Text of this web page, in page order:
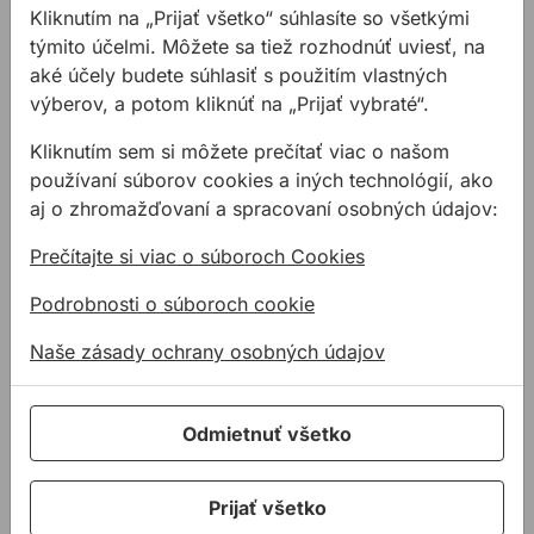
5x12mm (100ks)
Kód: RV25012
6,09 €
materiály, ale prístup z
druhej strany je nemožný
Kliknutím na „Prijať všetko“ súhlasíte so všetkými
týmito účelmi. Môžete sa tiež rozhodnúť uviesť, na
aké účely budete súhlasiť s použitím vlastných
výberov, a potom kliknúť na „Prijať vybraté“.
Kliknutím sem si môžete prečítať viac o našom
používaní súborov cookies a iných technológií, ako
aj o zhromažďovaní a spracovaní osobných údajov:
Prečítajte si viac o súboroch Cookies
Podrobnosti o súboroch cookie
Naše zásady ochrany osobných údajov
Odmietnuť všetko
Prijať všetko